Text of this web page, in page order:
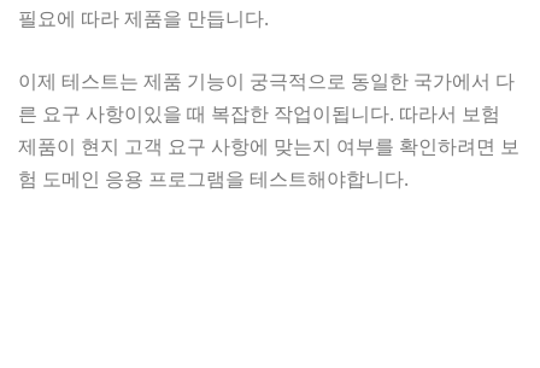
필요에 따라 제품을 만듭니다.
이제 테스트는 제품 기능이 궁극적으로 동일한 국가에서 다
른 요구 사항이있을 때 복잡한 작업이됩니다. 따라서 보험
제품이 현지 고객 요구 사항에 맞는지 여부를 확인하려면 보
험 도메인 응용 프로그램을 테스트해야합니다.